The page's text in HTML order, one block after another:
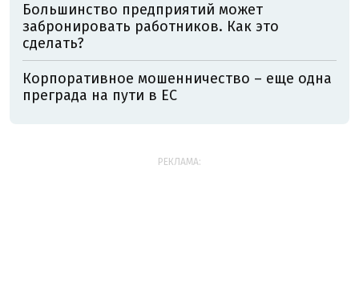
Большинство предприятий может
забронировать работников. Как это
сделать?
Корпоративное мошенничество – еще одна
преграда на пути в ЕС
РЕКЛАМА: